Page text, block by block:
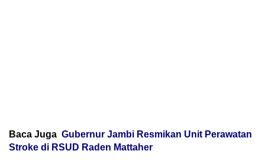
Baca Juga Gubernur Jambi Resmikan Unit Perawatan
Stroke di RSUD Raden Mattaher